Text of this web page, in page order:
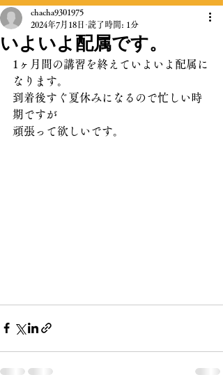
いよいよ配属です。
chacha9301975
2024年7月18日 読了時間: 1分
1ヶ月間の講習を終えていよいよ配属に
なります。
到着後すぐ夏休みになるので忙しい時
期ですが
頑張って欲しいです。